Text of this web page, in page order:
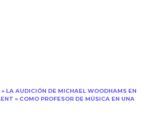
» LA AUDICIÓN DE MICHAEL WOODHAMS EN
» COMO PROFESOR DE MÚSICA EN UNA